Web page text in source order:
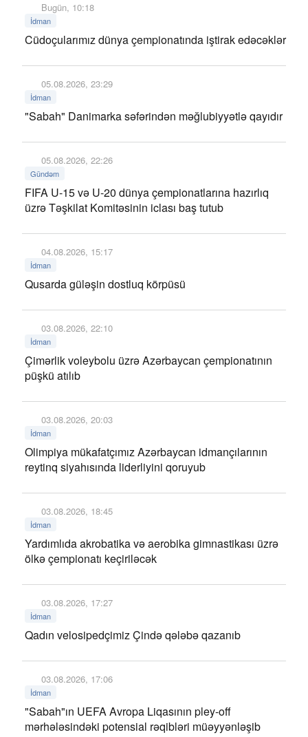
Bugün, 10:18
İdman
Cüdoçularımız dünya çempionatında iştirak edəcəklər
05.08.2026, 23:29
İdman
"Sabah" Danimarka səfərindən məğlubiyyətlə qayıdır
05.08.2026, 22:26
Gündəm
FIFA U-15 və U-20 dünya çempionatlarına hazırlıq
üzrə Təşkilat Komitəsinin iclası baş tutub
04.08.2026, 15:17
İdman
Qusarda güləşin dostluq körpüsü
03.08.2026, 22:10
İdman
Çimərlik voleybolu üzrə Azərbaycan çempionatının
püşkü atılıb
03.08.2026, 20:03
İdman
Olimpiya mükafatçımız Azərbaycan idmançılarının
reytinq siyahısında liderliyini qoruyub
03.08.2026, 18:45
İdman
Yardımlıda akrobatika və aerobika gimnastikası üzrə
ölkə çempionatı keçiriləcək
03.08.2026, 17:27
İdman
Qadın velosipedçimiz Çində qələbə qazanıb
03.08.2026, 17:06
İdman
"Sabah"ın UEFA Avropa Liqasının pley-off
mərhələsindəki potensial rəqibləri müəyyənləşib